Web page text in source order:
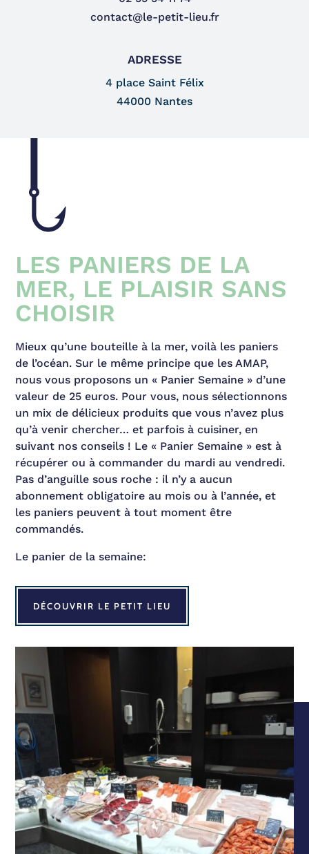
contact@le-petit-lieu.fr
ADRESSE
4 place Saint Félix
44000 Nantes
LES PANIERS DE LA
MER, LE PLAISIR SANS
CHOISIR
Mieux qu’une bouteille à la mer, voilà les paniers
de l’océan. Sur le même principe que les AMAP,
nous vous proposons un « Panier Semaine » d’une
valeur de 25 euros. Pour vous, nous sélectionnons
un mix de délicieux produits que vous n’avez plus
qu’à venir chercher… et parfois à cuisiner, en
suivant nos conseils ! Le « Panier Semaine » est à
récupérer ou à commander du mardi au vendredi.
Pas d’anguille sous roche : il n’y a aucun
abonnement obligatoire au mois ou à l’année, et
les paniers peuvent à tout moment être
commandés.
Le panier de la semaine:
DÉCOUVRIR LE PETIT LIEU